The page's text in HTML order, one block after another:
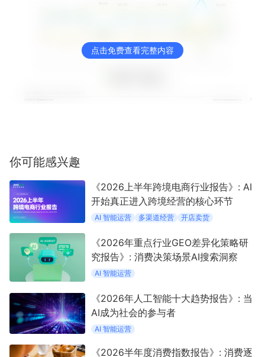
点击免费查看完整内容
你可能感兴趣
《2026上半年跨境电商行业报告》: AI
开始真正进入跨境经营的核心环节
AI 智能运营 多渠道经营 开店卖货
《2026年重点行业GEO差异化策略研
究报告》: 消费决策场景AI搜索洞察
AI 智能运营
《2026年人工智能十大趋势报告》: 当
AI成为社会的参与者
AI 智能运营
《2026半年度消费指数报告》: 消费逐